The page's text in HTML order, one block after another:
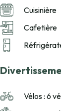
Cuisinière
Cafetière
Vélos : 6